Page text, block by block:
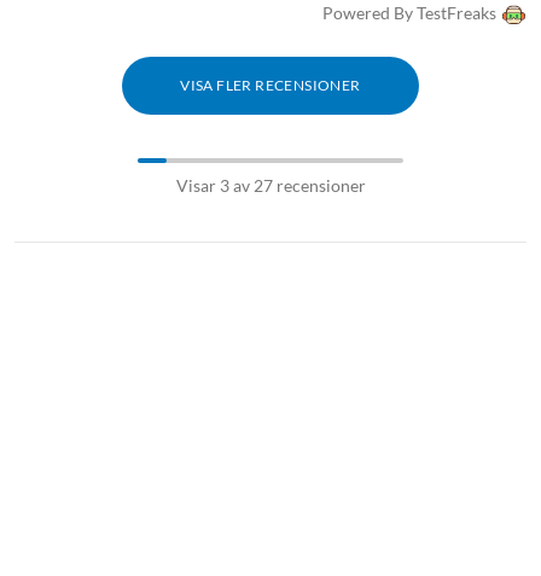
Powered By TestFreaks
VISA FLER RECENSIONER
Visar 3 av 27 recensioner